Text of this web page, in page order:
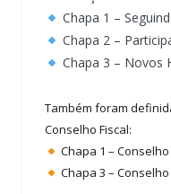
Chapa 1 –
Chapa 2 –
Chapa 3 – Novos
Também foram
Conselho Fiscal:
Chapa 1 –
Chapa 3 –